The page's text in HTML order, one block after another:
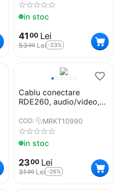
in stoc
41 00 Lei
5300 Lei -23%
Cablu conectare
RDE260, audio/video,
COD: MRKT10990
in stoc
2300 Lei
3100 Lei -26%